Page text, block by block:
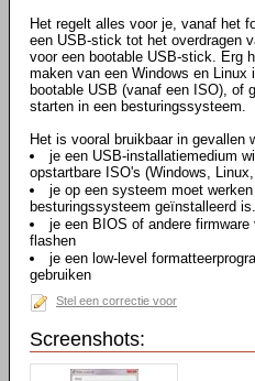
Het regelt alles voor je, vanaf het
een USB-stick tot het overdragen
voor een bootable USB-stick. Erg
maken van een Windows en Linux
bootable USB (vanaf een ISO), of
starten in een besturingssysteem.
Het is vooral bruikbaar in gevallen
je een USB-installatiemedium
opstartbare ISO's (Windows,
je op een systeem moet
besturingssysteem geïnstalleerd is.
je een BIOS of andere
flashen
je een low-level
gebruiken
Stel een correctie voor
Screenshots: